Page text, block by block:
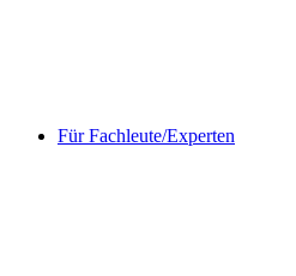
Für Fachleute/Experten